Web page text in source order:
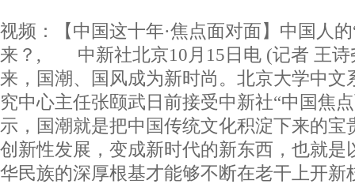
视频：【中国这十年·焦点面对面】中国人
来？ , 中新社北京10月15日电 (记者 王诗
来，国潮、国风成为新时尚。北京大学中文
究中心主任张颐武日前接受中新社“中国焦
示，国潮就是把中国传统文化积淀下来的宝
创新性发展，变成新时代的新东西，也就是
华民族的深厚根基才能够不断在老干上